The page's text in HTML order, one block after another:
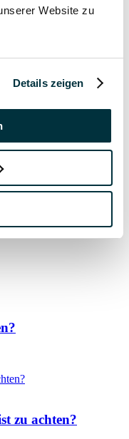
Website zu
Details zeigen
ist es wichtig?
zu achten?